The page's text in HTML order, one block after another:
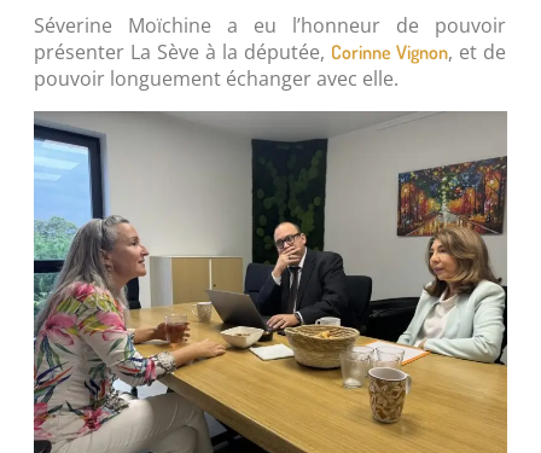
Séverine Moïchine a eu l’honneur de pouvoir
présenter La Sève à la députée, Corinne Vignon, et de
pouvoir longuement échanger avec elle.